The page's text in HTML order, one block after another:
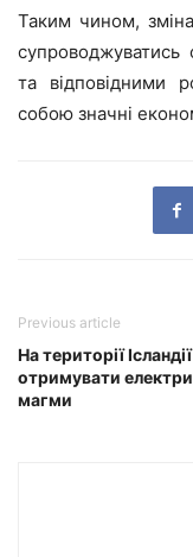
Таким чином,
супроводжуватись
та відповідними
собою значні
Previous article
На території
отримувати
магми